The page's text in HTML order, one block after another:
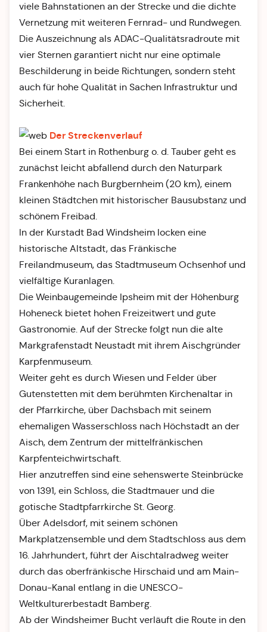
viele Bahnstationen an der Strecke und die dichte
Vernetzung mit weiteren Fernrad- und Rundwegen.
Die Auszeichnung als ADAC-Qualitätsradroute mit
vier Sternen garantiert nicht nur eine optimale
Beschilderung in beide Richtungen, sondern steht
auch für hohe Qualität in Sachen Infrastruktur und
Sicherheit.
Der Streckenverlauf
Bei einem Start in Rothenburg o. d. Tauber geht es
zunächst leicht abfallend durch den Naturpark
Frankenhöhe nach Burgbernheim (20 km), einem
kleinen Städtchen mit historischer Bausubstanz und
schönem Freibad.
In der Kurstadt Bad Windsheim locken eine
historische Altstadt, das Fränkische
Freilandmuseum, das Stadtmuseum Ochsenhof und
vielfältige Kuranlagen.
Die Weinbaugemeinde Ipsheim mit der Höhenburg
Hoheneck bietet hohen Freizeitwert und gute
Gastronomie. Auf der Strecke folgt nun die alte
Markgrafenstadt Neustadt mit ihrem Aischgründer
Karpfenmuseum.
Weiter geht es durch Wiesen und Felder über
Gutenstetten mit dem berühmten Kirchenaltar in
der Pfarrkirche, über Dachsbach mit seinem
ehemaligen Wasserschloss nach Höchstadt an der
Aisch, dem Zentrum der mittelfränkischen
Karpfenteichwirtschaft.
Hier anzutreffen sind eine sehenswerte Steinbrücke
von 1391, ein Schloss, die Stadtmauer und die
gotische Stadtpfarrkirche St. Georg.
Über Adelsdorf, mit seinem schönen
Markplatzensemble und dem Stadtschloss aus dem
16. Jahrhundert, führt der Aischtalradweg weiter
durch das oberfränkische Hirschaid und am Main-
Donau-Kanal entlang in die UNESCO-
Weltkulturerbestadt Bamberg.
Ab der Windsheimer Bucht verläuft die Route in den